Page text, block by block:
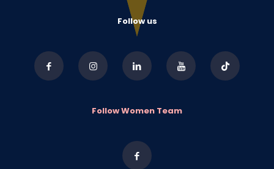
Follow us
Follow Women Team